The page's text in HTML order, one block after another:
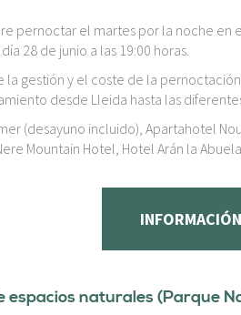
pernoctar el martes por la noche en
28 de junio a las 19:00 horas.
la gestión y el coste de la
desde Lleida hasta las
(desayuno incluido), Apartahotel
Mountain Hotel, Hotel Arán la
espacios naturales (Parque